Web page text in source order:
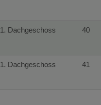
1. Dachgeschoss 40
1. Dachgeschoss 41